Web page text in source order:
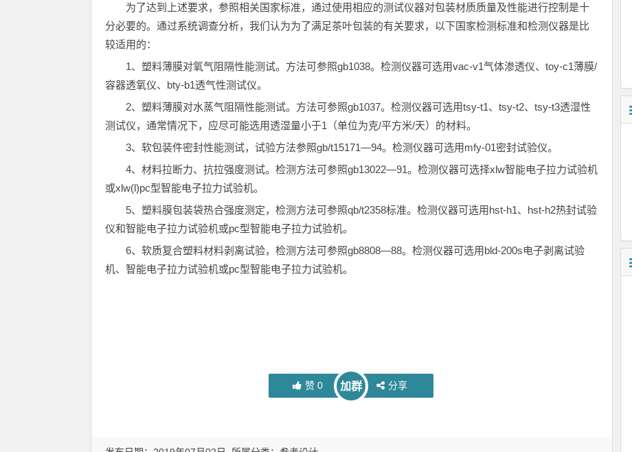
为了达到上述要求，参照相关国家标准，通过使用相应的测试仪器对包装材质质量及性能进行控制是十
分必要的。通过系统调查分析，我们认为为了满足茶叶包装的有关要求，以下国家检测标准和检测仪器是比
较适用的：
1、塑料薄膜对氧气阻隔性能测试。方法可参照gb1038。检测仪器可选用vac-v1气体渗透仪、toy-c1薄膜/
容器透氧仪、bty-b1透气性测试仪。
2、塑料薄膜对水蒸气阻隔性能测试。方法可参照gb1037。检测仪器可选用tsy-t1、tsy-t2、tsy-t3透湿性
测试仪，通常情况下，应尽可能选用透湿量小于1（单位为克/平方米/天）的材料。
3、软包装件密封性能测试，试验方法参照gb/t15171—94。检测仪器可选用mfy-01密封试验仪。
4、材料拉断力、抗拉强度测试。检测方法可参照gb13022—91。检测仪器可选择xlw智能电子拉力试验机
或xlw(l)pc型智能电子拉力试验机。
5、塑料膜包装袋热合强度测定，检测方法可参照qb/t2358标准。检测仪器可选用hst-h1、hst-h2热封试验
仪和智能电子拉力试验机或pc型智能电子拉力试验机。
6、软质复合塑料材料剥离试验，检测方法可参照gb8808—88。检测仪器可选用bld-200s电子剥离试验
机、智能电子拉力试验机或pc型智能电子拉力试验机。
赞0 加群 分享